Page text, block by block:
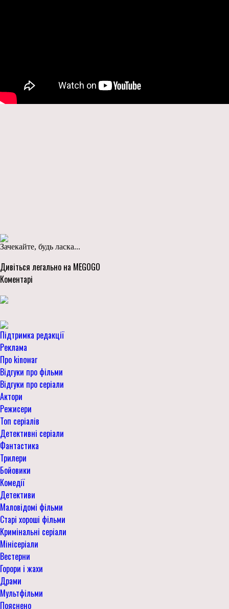
Зачекайте, будь ласка...
Дивіться легально на MEGOGO
Коментарі
Підтримка редакції
Реклама
Про kinowar
Відгуки про фільми
Відгуки про серіали
Актори
Режисери
Топ серіалів
Детективні серіали
Фантастика
Трилери
Бойовики
Комедії
Детективи
Маловідомі фільми
Старі хороші фільми
Кримінальні серіали
Мінісеріали
Вестерни
Горори і жахи
Драми
Мультфільми
Пояснено